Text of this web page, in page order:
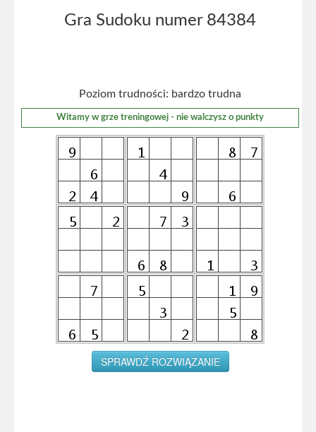
Gra Sudoku numer 84384
Poziom trudności: bardzo trudna
Witamy w grze treningowej - nie walczysz o punkty